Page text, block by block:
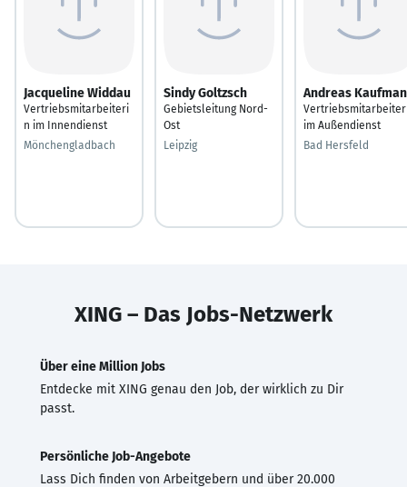
Jacqueline Widdau
Vertriebsmitarbeiteri
n im Innendienst
Mönchengladbach
Sindy Goltzsch
Gebietsleitung Nord-
Ost
Leipzig
Andreas
Vertriebsmitarbeiter
im Außendienst
Bad Hersfeld
XING – Das Jobs-Netzwerk
Über eine Million Jobs
Entdecke mit XING genau den Job, der wirklich zu Dir
passt.
Persönliche Job-Angebote
Lass Dich finden von Arbeitgebern und über 20.000